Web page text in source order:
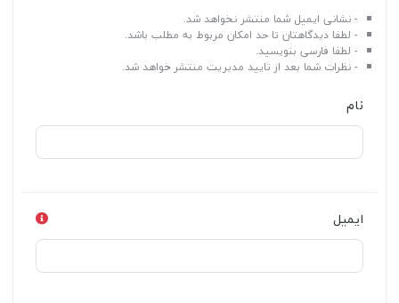
- نشانی ایمیل شما منتشر نخواهد شد.
- لطفا دیدگاهتان تا حد امکان مربوط به مطلب باشد.
- لطفا فارسی بنویسید.
- نظرات شما بعد از تایید مدیریت منتشر خواهد شد.
نام
ایمیل